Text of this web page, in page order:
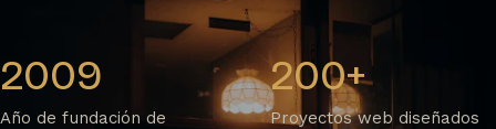
2009
Año de fundación de
200+
Proyectos web diseñados